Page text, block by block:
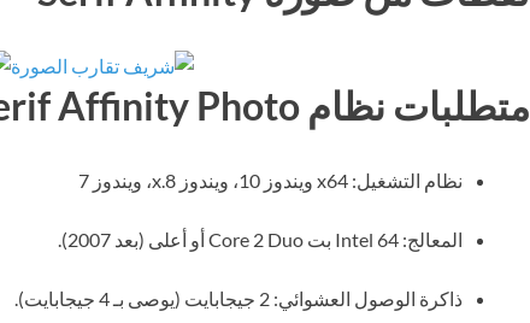
متطلبات نظام Serif Affinity Photo
نظام التشغيل: x64 ويندوز 10، ويندوز 8.x، ويندوز 7
المعالج: Intel 64 بت Core 2 Duo أو أعلى (بعد 2007).
ذاكرة الوصول العشوائي: 2 جيجابايت (يوصى بـ 4 جيجابايت).